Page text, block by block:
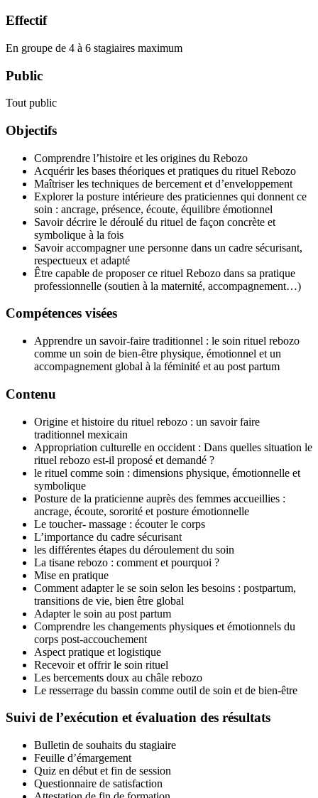
Effectif
En groupe de 4 à 6 stagiaires maximum
Public
Tout public
Objectifs
Comprendre l’histoire et les origines du Rebozo
Acquérir les bases théoriques et pratiques du rituel Rebozo
Maîtriser les techniques de bercement et d’enveloppement
Explorer la posture intérieure des praticiennes qui donnent ce
soin : ancrage, présence, écoute, équilibre émotionnel
Savoir décrire le déroulé du rituel de façon concrète et
symbolique à la fois
Savoir accompagner une personne dans un cadre sécurisant,
respectueux et adapté
Être capable de proposer ce rituel Rebozo dans sa pratique
professionnelle (soutien à la maternité, accompagnement…)
Compétences visées
Apprendre un savoir-faire traditionnel : le soin rituel rebozo
comme un soin de bien-être physique, émotionnel et un
accompagnement global à la féminité et au post partum
Contenu
Origine et histoire du rituel rebozo : un savoir faire
traditionnel mexicain
Appropriation culturelle en occident : Dans quelles situation le
rituel rebozo est-il proposé et demandé ?
le rituel comme soin : dimensions physique, émotionnelle et
symbolique
Posture de la praticienne auprès des femmes accueillies :
ancrage, écoute, sororité et posture émotionnelle
Le toucher- massage : écouter le corps
L’importance du cadre sécurisant
les différentes étapes du déroulement du soin
La tisane rebozo : comment et pourquoi ?
Mise en pratique
Comment adapter le se soin selon les besoins : postpartum,
transitions de vie, bien être global
Adapter le soin au post partum
Comprendre les changements physiques et émotionnels du
corps post-accouchement
Aspect pratique et logistique
Recevoir et offrir le soin rituel
Les bercements doux au châle rebozo
Le resserrage du bassin comme outil de soin et de bien-être
Suivi de l’exécution et évaluation des résultats
Bulletin de souhaits du stagiaire
Feuille d’émargement
Quiz en début et fin de session
Questionnaire de satisfaction